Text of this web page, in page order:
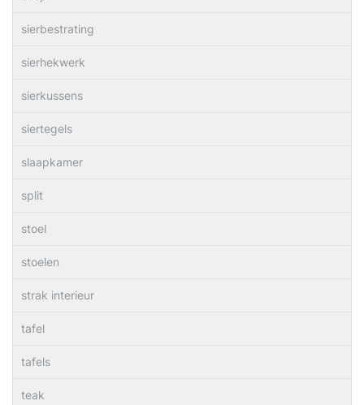
sierbestrating
sierhekwerk
sierkussens
siertegels
slaapkamer
split
stoel
stoelen
strak interieur
tafel
tafels
teak